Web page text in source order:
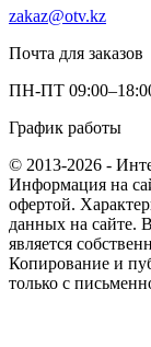
zakaz@otv.kz
Почта для заказов
ПН-ПТ
График работы
© 2013-2026 -
Информация на
офертой.
данных на сайте.
является
Копирование и
только с